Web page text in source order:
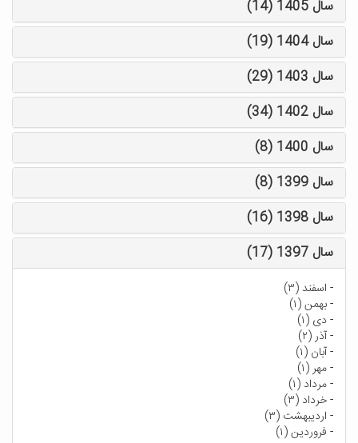
سال 1405 (14)
سال 1404 (19)
سال 1403 (29)
سال 1402 (34)
سال 1400 (8)
سال 1399 (8)
سال 1398 (16)
سال 1397 (17)
- اسفند (۳)
-بهمن (۱)
- دی (۱)
-آذر (۲)
-آبان (۱)
-مهر (۱)
-مرداد (۱)
-خرداد (۳)
- اردیبهشت (۳)
- فروردین (۱)